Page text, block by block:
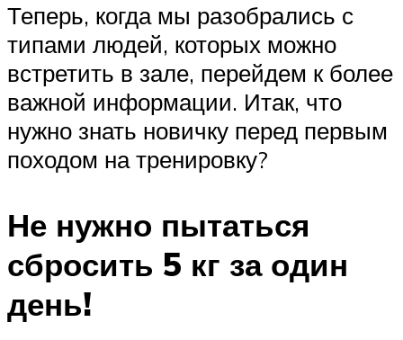
Теперь, когда мы разобрались с
типами людей, которых можно
встретить в зале, перейдем к более
важной информации. Итак, что
нужно знать новичку перед первым
походом на тренировку?
Не нужно пытаться
сбросить 5 кг за один
день!